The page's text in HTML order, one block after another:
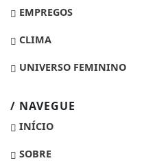
EMPREGOS
CLIMA
UNIVERSO FEMININO
/ NAVEGUE
INÍCIO
SOBRE